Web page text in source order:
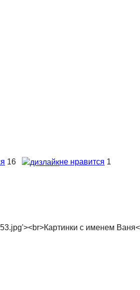
16 не нравится 1
с именем